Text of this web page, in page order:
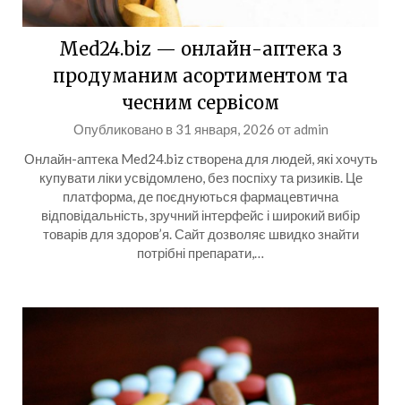
Med24.biz — онлайн-аптека з
продуманим асортиментом та
чесним сервісом
Опубликовано в 31 января, 2026 отadmin
Онлайн-аптека Med24.biz створена для людей, які хочуть
купувати ліки усвідомлено, без поспіху та ризиків. Це
платформа, де поєднуються фармацевтична
відповідальність, зручний інтерфейс і широкий вибір
товарів для здоров’я. Сайт дозволяє швидко знайти
потрібні препарати,…